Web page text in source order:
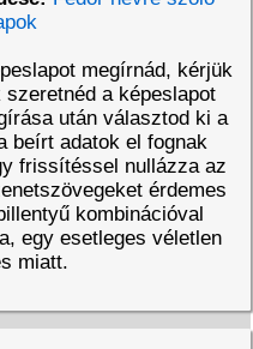
megírnád, kérjük
a képeslapot
után választod ki a
beírt adatok el fognak
frissítéssel nullázza az
érdemes
kombinációval
egy esetleges véletlen
miatt.